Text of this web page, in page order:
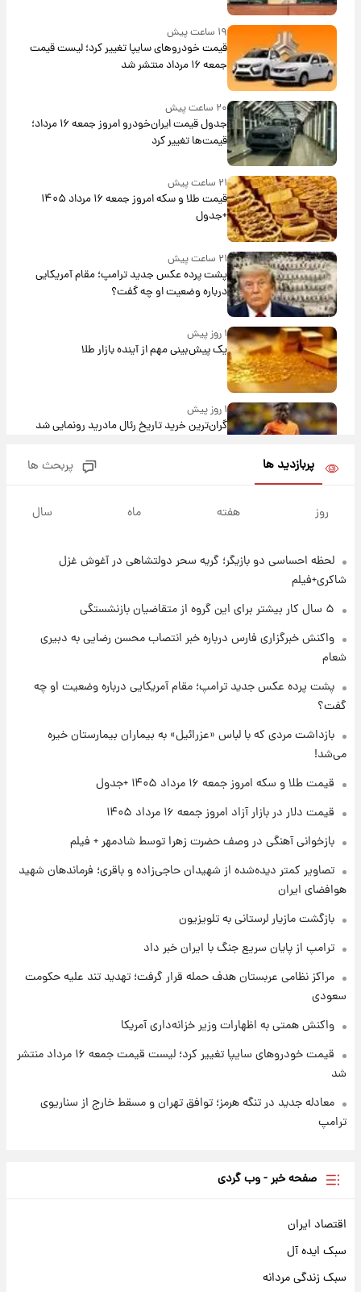
۱۹ ساعت پیش
قیمت خودروهای سایپا تغییر کرد؛ لیست قیمت
جمعه ۱۶ مرداد منتشر شد
۲۰ ساعت پیش
جدول قیمت ایران‌خودرو امروز جمعه ۱۶ مرداد؛
قیمت‌ها تغییر کرد
۲۱ ساعت پیش
قیمت طلا و سکه امروز جمعه ۱۶ مرداد ۱۴۰۵
+جدول
۲۱ ساعت پیش
پشت پرده عکس جدید ترامپ؛ مقام آمریکایی
درباره وضعیت او چه گفت؟
۱ روز پیش
یک پیش‌بینی مهم از آینده بازار طلا
۱ روز پیش
گران‌ترین خرید تاریخ رئال مادرید رونمایی شد
روزها پربارش‌تر خواهند بود؟
۱ روز پیش
۱ روز پیش
تغییر تند قیمت محصولات ایران‌خودرو و سایپا
امروز پنجشنبه ۱۵ مرداد ۱۴۰۵ +جدول
۱ روز پیش
قیمت طلا و سکه امروز پنجشنبه ۱۵ مرداد ۱۴۰۵
شارژ جدید کالابرگ برای سه دهک؛ جزئیات اعلام
پربازدید ها پربحث ها
روز هفته ماه سال
لحظه احساسی دو بازیگر؛ گریه سحر دولتشاهی در آغوش غزل
شاکری+فیلم
۵ سال کار بیشتر برای این گروه از متقاضیان بازنشستگی
واکنش خبرگزاری فارس درباره خبر انتصاب محسن رضایی به دبیری
شعام
پشت پرده عکس جدید ترامپ؛ مقام آمریکایی درباره وضعیت او چه
گفت؟
بازداشت مردی که با لباس «عزرائیل» به بیماران بیمارستان خیره
می‌شد!
قیمت طلا و سکه امروز جمعه ۱۶ مرداد ۱۴۰۵ +جدول
قیمت دلار در بازار آزاد امروز جمعه ۱۶ مرداد ۱۴۰۵
بازخوانی آهنگی در وصف حضرت زهرا توسط شادمهر + فیلم
تصاویر کمتر دیده‌شده از شهیدان حاجی‌زاده و باقری؛ فرماندهان شهید
هوافضای ایران
بازگشت مازیار لرستانی به تلویزیون
ترامپ از پایان سریع جنگ با ایران خبر داد
مراکز نظامی عربستان هدف حمله قرار گرفت؛ تهدید تند علیه حکومت
سعودی
واکنش همتی به اظهارات وزیر خزانه‌داری آمریکا
قیمت خودروهای سایپا تغییر کرد؛ لیست قیمت جمعه ۱۶ مرداد منتشر
شد
معادله جدید در تنگه هرمز؛ توافق تهران و مسقط خارج از سناریوی
ترامپ
صفحه خبر - وب گردی
اقتصاد ایران
سبک ایده آل
سبک زندگی مردانه